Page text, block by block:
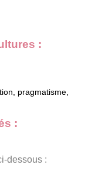
:
pragmatisme,
:
dessous :